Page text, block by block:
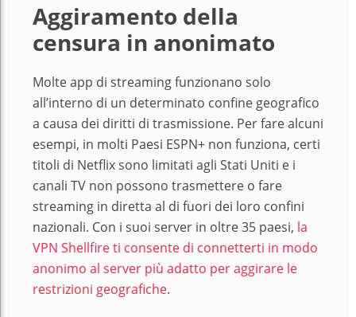
Aggiramento della
censura in anonimato
Molte app di streaming funzionano solo
all’interno di un determinato confine geografico
a causa dei diritti di trasmissione. Per fare alcuni
esempi, in molti Paesi ESPN+ non funziona, certi
titoli di Netflix sono limitati agli Stati Uniti e i
canali TV non possono trasmettere o fare
streaming in diretta al di fuori dei loro confini
nazionali. Con i suoi server in oltre 35 paesi, la
VPN Shellfire ti consente di connetterti in modo
anonimo al server più adatto per aggirare le
restrizioni geografiche.